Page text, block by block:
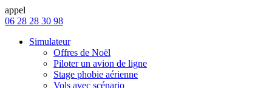
appel
06 28 28 30 98
Simulateur
Offres de Noël
Piloter un avion de ligne
Stage phobie aérienne
Vols avec scénario